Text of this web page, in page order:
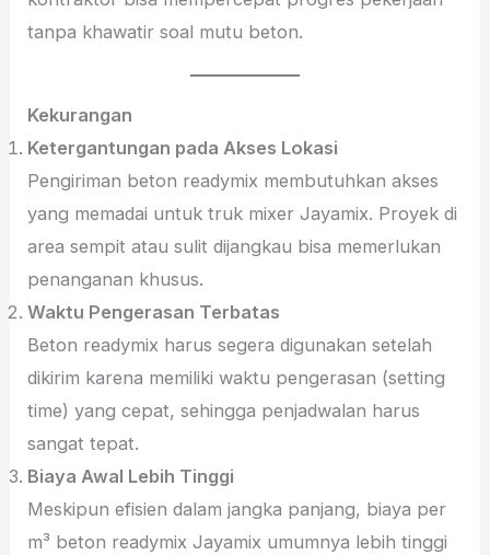
tanpa khawatir soal mutu beton.
Kekurangan
Ketergantungan pada Akses Lokasi
Pengiriman beton readymix membutuhkan akses
yang memadai untuk truk mixer Jayamix. Proyek di
area sempit atau sulit dijangkau bisa memerlukan
penanganan khusus.
Waktu Pengerasan Terbatas
Beton readymix harus segera digunakan setelah
dikirim karena memiliki waktu pengerasan (setting
time) yang cepat, sehingga penjadwalan harus
sangat tepat.
Biaya Awal Lebih Tinggi
Meskipun efisien dalam jangka panjang, biaya per
m³ beton readymix Jayamix umumnya lebih tinggi